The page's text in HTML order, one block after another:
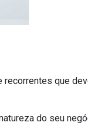
que
do seu